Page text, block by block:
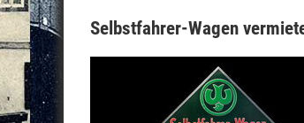
Selbstfahrer-Wagen